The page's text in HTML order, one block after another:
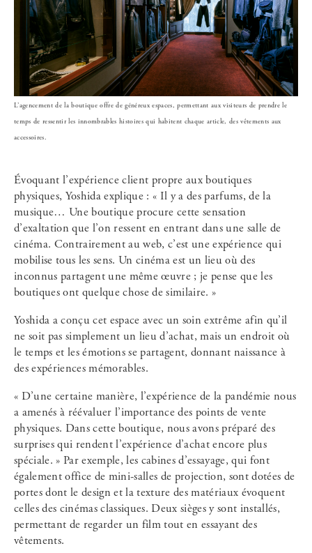
L’agencement de la boutique offre de généreux espaces, permettant aux visiteurs de prendre le
temps de ressentir les innombrables histoires qui habitent chaque article, des vêtements aux
accessoires.
Évoquant l’expérience client propre aux boutiques
physiques, Yoshida explique : « Il y a des parfums, de la
musique… Une boutique procure cette sensation
d’exaltation que l’on ressent en entrant dans une salle de
cinéma. Contrairement au web, c’est une expérience qui
mobilise tous les sens. Un cinéma est un lieu où des
inconnus partagent une même œuvre ; je pense que les
boutiques ont quelque chose de similaire. »
Yoshida a conçu cet espace avec un soin extrême afin qu’il
ne soit pas simplement un lieu d’achat, mais un endroit où
le temps et les émotions se partagent, donnant naissance à
des expériences mémorables.
« D’une certaine manière, l’expérience de la pandémie nous
a amenés à réévaluer l’importance des points de vente
physiques. Dans cette boutique, nous avons préparé des
surprises qui rendent l’expérience d’achat encore plus
spéciale. » Par exemple, les cabines d’essayage, qui font
également office de mini-salles de projection, sont dotées de
portes dont le design et la texture des matériaux évoquent
celles des cinémas classiques. Deux sièges y sont installés,
permettant de regarder un film tout en essayant des
vêtements.